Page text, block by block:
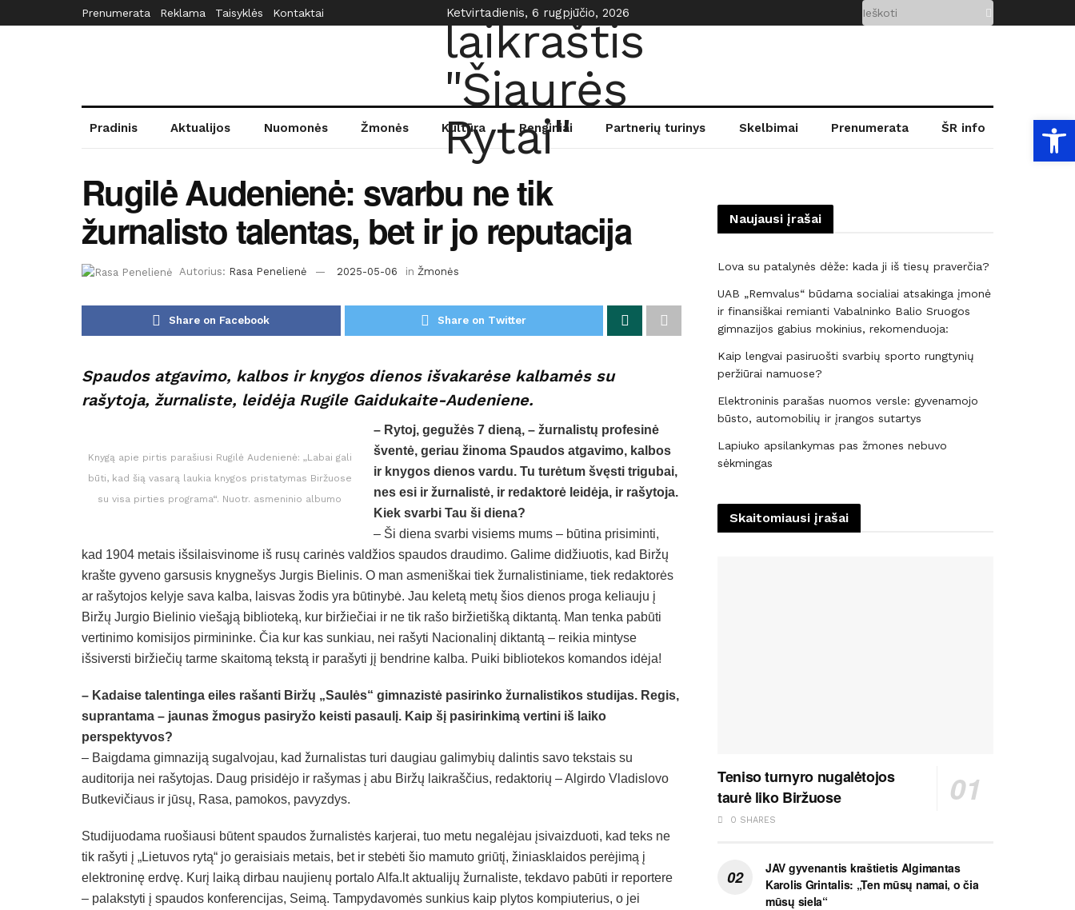
Prenumerata Reklama Taisyklės Kontaktai Ketvirtadienis, 6 rugpjūčio, 2026
Pradinis Aktualijos Nuomonės Žmonės Kultūra Renginiai Partnerių turinys Skelbimai Prenumerata ŠR info
Rugilė Audenienė: svarbu ne tik
žurnalisto talentas, bet ir jo reputacija
Autorius: Rasa Penelienė 2025-05-06 in Žmonės
Share on Facebook Share on Twitter
Spaudos atgavimo, kalbos ir knygos dienos išvakarėse kalbamės su
rašytoja, žurnaliste, leidėja Rugile Gaidukaite-Audeniene.
Knygą apie pirtis parašiusi Rugilė Audenienė: „Labai gali
būti, kad šią vasarą laukia knygos pristatymas Biržuose
su visa pirties programa“. Nuotr. asmeninio albumo
– Rytoj, gegužės 7 dieną, – žurnalistų profesinė
šventė, geriau žinoma Spaudos atgavimo, kalbos
ir knygos dienos vardu. Tu turėtum švęsti trigubai,
nes esi ir žurnalistė, ir redaktorė leidėja, ir rašytoja.
Kiek svarbi Tau ši diena?
– Ši diena svarbi visiems mums – būtina prisiminti,
kad 1904 metais išsilaisvinome iš rusų carinės valdžios spaudos draudimo. Galime didžiuotis, kad Biržų
krašte gyveno garsusis knygnešys Jurgis Bielinis. O man asmeniškai tiek žurnalistiniame, tiek redaktorės
ar rašytojos kelyje sava kalba, laisvas žodis yra būtinybė. Jau keletą metų šios dienos proga keliauju į
Biržų Jurgio Bielinio viešąją biblioteką, kur biržiečiai ir ne tik rašo biržietišką diktantą. Man tenka pabūti
vertinimo komisijos pirmininke. Čia kur kas sunkiau, nei rašyti Nacionalinį diktantą – reikia mintyse
išsiversti biržiečių tarme skaitomą tekstą ir parašyti jį bendrine kalba. Puiki bibliotekos komandos idėja!
– Kadaise talentinga eiles rašanti Biržų „Saulės“ gimnazistė pasirinko žurnalistikos studijas. Regis,
suprantama – jaunas žmogus pasiryžo keisti pasaulį. Kaip šį pasirinkimą vertini iš laiko
perspektyvos?
– Baigdama gimnaziją sugalvojau, kad žurnalistas turi daugiau galimybių dalintis savo tekstais su
auditorija nei rašytojas. Daug prisidėjo ir rašymas į abu Biržų laikraščius, redaktorių – Algirdo Vladislovo
Butkevičiaus ir jūsų, Rasa, pamokos, pavyzdys.
Studijuodama ruošiausi būtent spaudos žurnalistės karjerai, tuo metu negalėjau įsivaizduoti, kad teks ne
tik rašyti į „Lietuvos rytą“ jo geraisiais metais, bet ir stebėti šio mamuto griūtį, žiniasklaidos perėjimą į
elektroninę erdvę. Kurį laiką dirbau naujienų portalo Alfa.lt aktualijų žurnaliste, tekdavo pabūti ir reportere
– palakstyti į spaudos konferencijas, Seimą. Tampydavomės sunkius kaip plytos kompiuterius, o jei
Naujausi įrašai
Lova su patalynės dėže: kada ji iš tiesų praverčia?
UAB „Remvalus“ būdama socialiai atsakinga įmonė
ir finansiškai remianti Vabalninko Balio Sruogos
gimnazijos gabius mokinius, rekomenduoja:
Kaip lengvai pasiruošti svarbių sporto rungtynių
peržiūrai namuose?
Elektroninis parašas nuomos versle: gyvenamojo
būsto, automobilių ir įrangos sutartys
Lapiuko apsilankymas pas žmones nebuvo
sėkmingas
Skaitomiausi įrašai
Teniso turnyro nugalėtojos
taurė liko Biržuose
0 SHARES
JAV gyvenantis kraštietis Algimantas
Karolis Grintalis: „Ten mūsų namai, o čia
mūsų siela“